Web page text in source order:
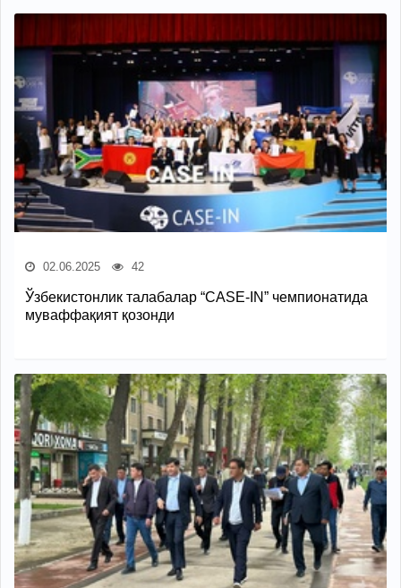
02.06.2025 42
Ўзбекистонлик талабалар “CASE-IN” чемпионатида
муваффақият қозонди